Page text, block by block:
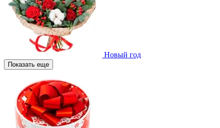
Новый год
Показать еще